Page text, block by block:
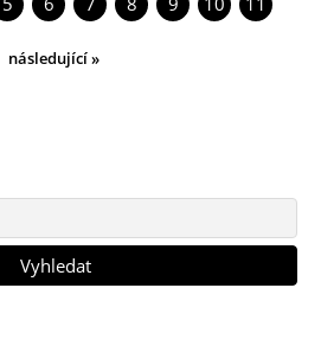
následující »